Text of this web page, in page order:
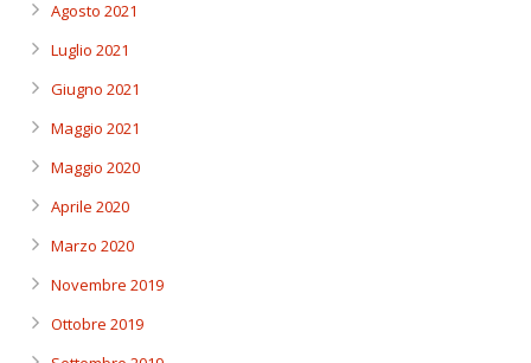
Agosto 2021
Luglio 2021
Giugno 2021
Maggio 2021
Maggio 2020
Aprile 2020
Marzo 2020
Novembre 2019
Ottobre 2019